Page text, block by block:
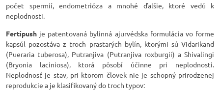
počet spermií, endometrióza a mnohé ďalšie, ktoré vedú k
neplodnosti.
Fertipush je patentovaná bylinná ajurvédska formulácia vo forme
kapsúl pozostáva z troch prastarých bylín, ktorými sú Vidarikand
(Pueraria tuberosa), Putranjiva (Putranjiva roxburgii) a Shivalingi
(Bryonia laciniosa), ktorá pôsobí účinne pri neplodnosti.
Neplodnosť je stav, pri ktorom človek nie je schopný prirodzenej
reprodukcie a je klasifikovaný do troch typov: